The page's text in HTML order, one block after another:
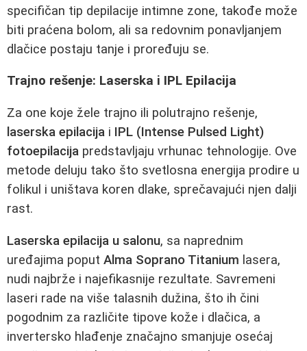
specifičan tip depilacije intimne zone, takođe može
biti praćena bolom, ali sa redovnim ponavljanjem
dlačice postaju tanje i proređuju se.
Trajno rešenje: Laserska i IPL Epilacija
Za one koje žele trajno ili polutrajno rešenje,
laserska epilacija i IPL (Intense Pulsed Light)
fotoepilacija predstavljaju vrhunac tehnologije. Ove
metode deluju tako što svetlosna energija prodire u
folikul i uništava koren dlake, sprečavajući njen dalji
rast.
Laserska epilacija u salonu, sa naprednim
uređajima poput Alma Soprano Titanium lasera,
nudi najbrže i najefikasnije rezultate. Savremeni
laseri rade na više talasnih dužina, što ih čini
pogodnim za različite tipove kože i dlačica, a
invertersko hlađenje značajno smanjuje osećaj